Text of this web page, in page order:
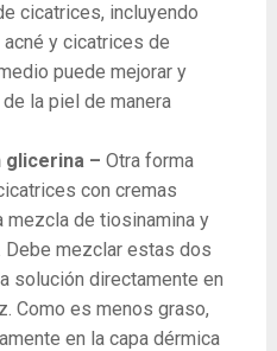
cicatrices, incluyendo
y cicatrices de
puede mejorar y
la piel de manera
glicerina – Otra forma
con cremas
mezcla de tiosinamina y
Debe mezclar estas dos
solución directamente en
Como es menos graso,
en la capa dérmica